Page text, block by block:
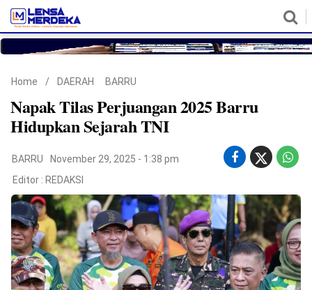
©
Copyright
2026
Lensa
Merdeka
Home / DAERAH BARRU
Napak Tilas Perjuangan 2025 Barru
Hidupkan Sejarah TNI
BARRU
November 29, 2025 - 1:38 pm
Editor : REDAKSI